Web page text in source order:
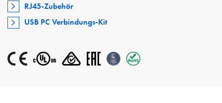
RJ45-Zubehör
USB PC Verbindungs-Kit